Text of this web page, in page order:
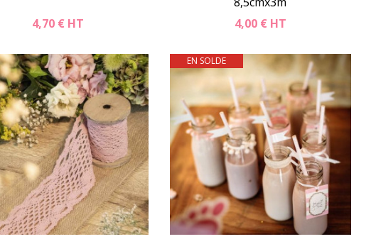
4,70 € HT
Détails Panier
4,00 € HT
Détails Panier
EN SOLDE